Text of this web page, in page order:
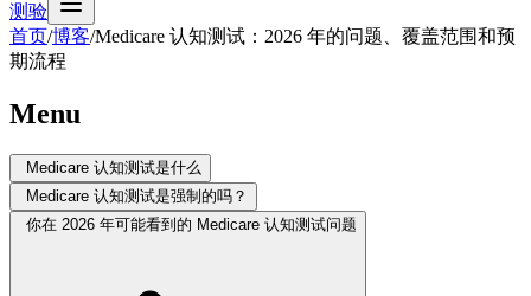
测验
首页/博客/Medicare 认知测试：2026 年的问题、覆盖范围和预
期流程
Menu
Medicare 认知测试是什么
Medicare 认知测试是强制的吗？
你在 2026 年可能看到的 Medicare 认知测试问题